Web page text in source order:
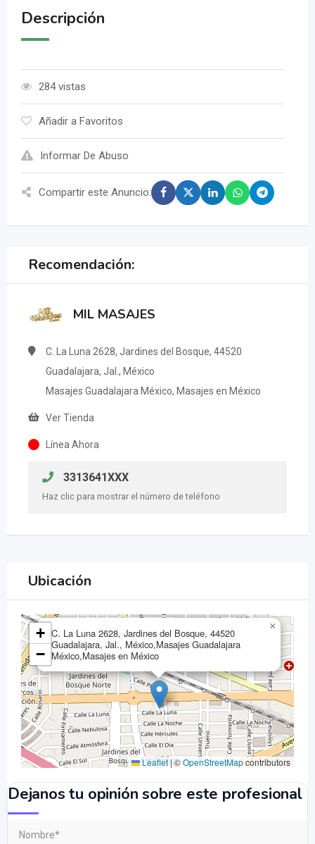
Descripción
284 vistas
Añadir a Favoritos
Informar De Abuso
Compartir este Anuncio:
Recomendación:
MIL MASAJES
C. La Luna 2628, Jardines del Bosque, 44520
Guadalajara, Jal., México
Masajes Guadalajara México, Masajes en México
Ver Tienda
Línea Ahora
3313641XXX
Haz clic para mostrar el número de teléfono
Ubicación
C. La Luna 2628, Jardines del Bosque, 44520
Guadalajara, Jal., México,Masajes Guadalajara
México,Masajes en México
×
+
−
Leaflet|©OpenStreetMapcontributors
Dejanos tu opinión sobre este profesional